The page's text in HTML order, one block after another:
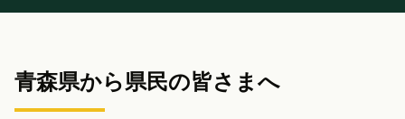
青森県から県民の皆さまへ